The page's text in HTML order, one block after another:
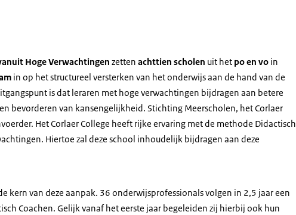
Hoge Verwachtingen zetten achttien scholen uit het po en vo in
in op het structureel versterken van het onderwijs aan de hand van de
is dat leraren met hoge verwachtingen bijdragen aan betere
bevorderen van kansengelijkheid. Stichting Meerscholen, het Corlaer
Het Corlaer College heeft rijke ervaring met de methode Didactisch
Hiertoe zal deze school inhoudelijk bijdragen aan deze
kern van deze aanpak. 36 onderwijsprofessionals volgen in 2,5 jaar een
Coachen. Gelijk vanaf het eerste jaar begeleiden zij hierbij ook hun